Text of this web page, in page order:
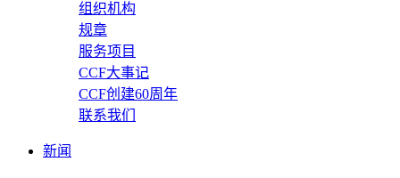
组织机构
规章
服务项目
CCF大事记
CCF创建60周年
联系我们
新闻